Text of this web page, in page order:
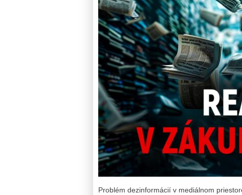
Problém dezinformácií v mediálnom